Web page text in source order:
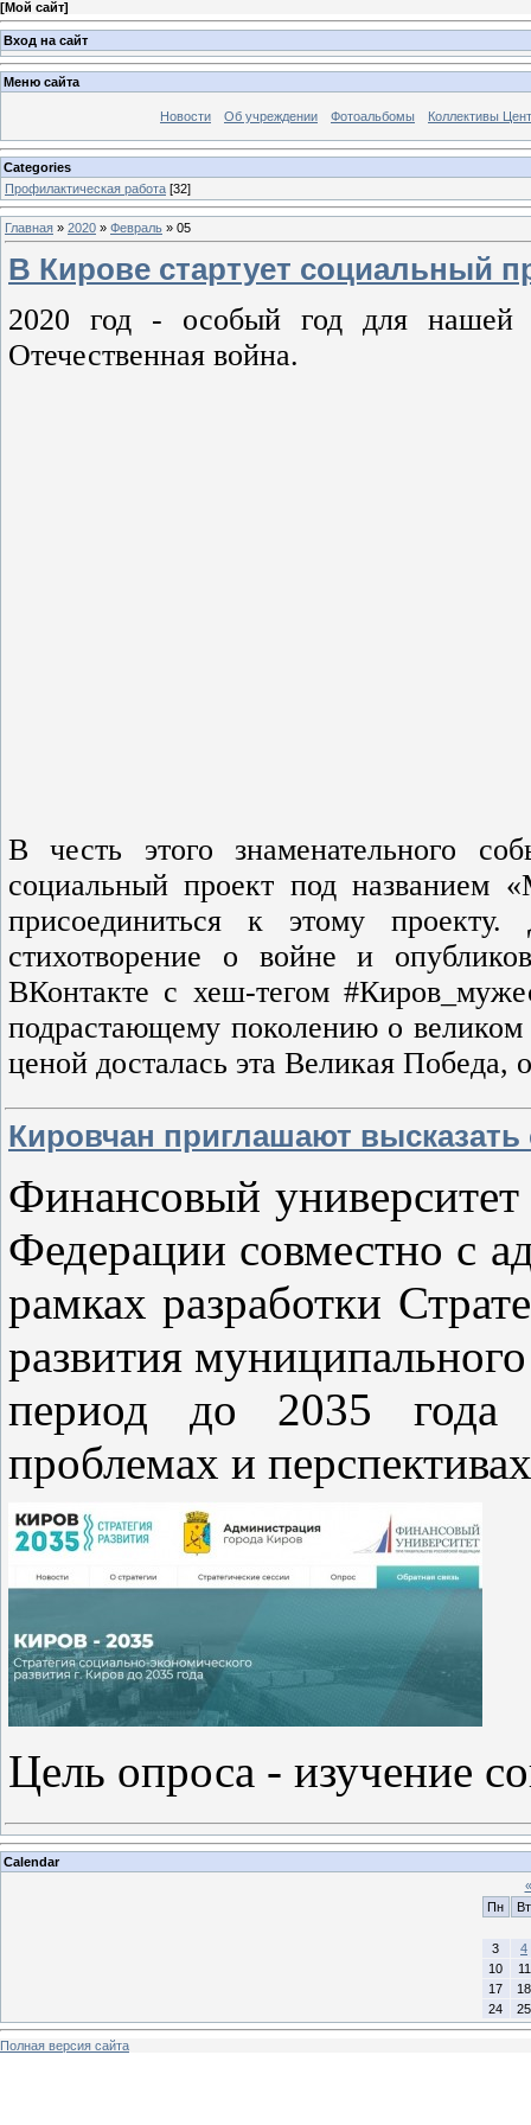
[Мой сайт]
Вход на сайт
Меню сайта
Новости Об учреждении Фотоальбомы Коллективы
Categories
Профилактическая работа [32]
Главная » 2020 » Февраль » 05
В Кирове стартует социальный
2020 год - особый год для нашей
Отечественная война.
В честь этого знаменательного
социальный проект под названием
присоединиться к этому
стихотворение о войне и
ВКонтакте с хеш-тегом
подрастающему поколению о
ценой досталась эта Великая Победа,
Кировчан приглашают
Финансовый
Федерации совместно с
рамках разработки
развития
период до 2035 года
проблемах и
Цель опроса - изучение
Calendar
«
Пн
Вт
3
4
10
11
17
18
24
25
Полная версия сайта